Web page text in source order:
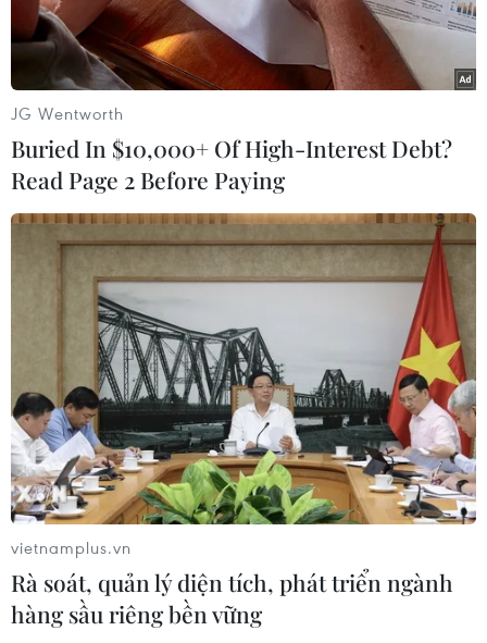
đất nước.
Những nữ sỹ quan của Học viện Cảnh sát Nga trong một buổi
diễn tập cho cuộc diễu hành quân sự mừng ngày Chiến thắng
ở St Petersburg vào ngày 7/5/2014. (Nguồn: sputniknews)
JG Wentworth
Buried In $10,000+ Of High-Interest Debt?
Read Page 2 Before Paying
vietnamplus.vn
Rà soát, quản lý diện tích, phát triển ngành
hàng sầu riêng bền vững